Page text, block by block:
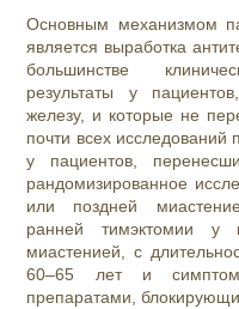
Основным механизмом
является выработка
большинстве
результаты у
железу, и которые не
почти всех исследований
у пациентов,
рандомизированное
или поздней
ранней тимэктомии у
миастенией, с
60–65 лет и
препаратами,